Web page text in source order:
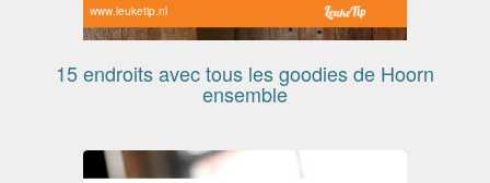
www.leuketip.nl
15 endroits avec tous les goodies de Hoorn
ensemble